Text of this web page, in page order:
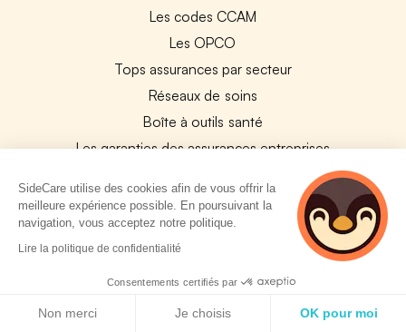
Les codes CCAM
Les OPCO
Tops assurances par secteur
Réseaux de soins
Boîte à outils santé
Les garanties des assurances entreprises
PARTENAIRES
Payfit & SideCare
Lucca & SideCare
SideCare utilise des cookies afin de vous offrir la
meilleure expérience possible. En poursuivant la
navigation, vous acceptez notre politique.
Lire la politique de confidentialité
Consentements certifiés par
Non merci Je choisis OK pour moi
2 personnes
consultent
actuellement cette